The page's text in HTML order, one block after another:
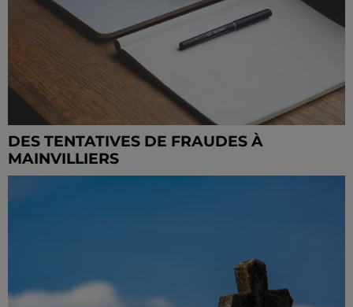
DES TENTATIVES DE FRAUDES À
MAINVILLIERS